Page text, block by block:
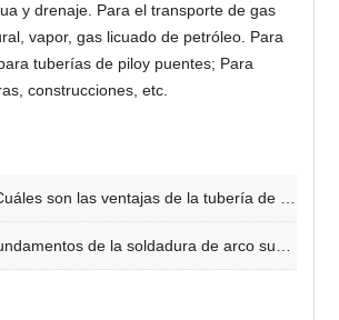
y drenaje. Para el transporte de gas
vapor, gas licuado de petróleo. Para
tuberías de piloy puentes; Para
construcciones, etc.
son las ventajas de la tubería de acero anticorrosión 3PE?
de la soldadura de arco sumergido